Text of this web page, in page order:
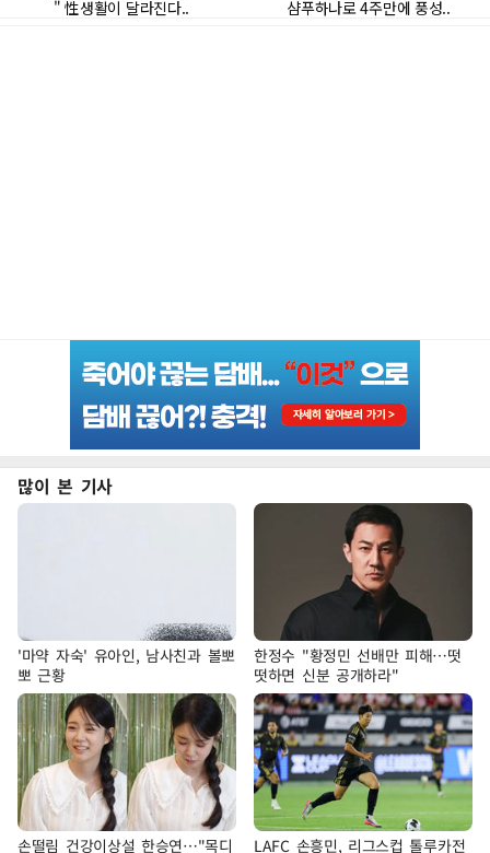
많이 본 기사
'마약 자숙' 유아인, 남사친과 볼뽀
뽀 근황
한정수 "황정민 선배만 피해…떳
떳하면 신분 공개하라"
손떨림 건강이상설 한승연…"목디 LAFC 손흥민, 리그스컵 톨루카전